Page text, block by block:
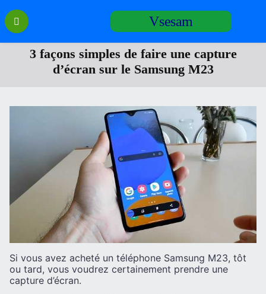
Перейти
содержанию
Vsesam
3 façons simples de faire une capture
d’écran sur le Samsung M23
Si vous avez acheté un téléphone Samsung M23, tôt
ou tard, vous voudrez certainement prendre une
capture d’écran.